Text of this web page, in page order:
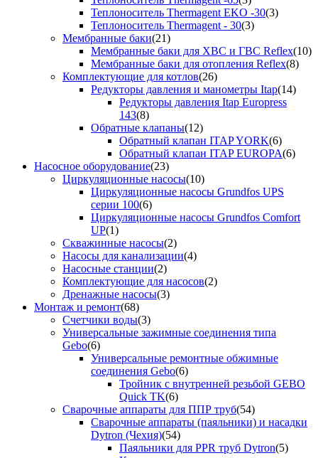
Теплоноситель Thermagent EKO -30(3)
Теплоноситель Thermagent - 30(3)
Мембранные баки(21)
Мембранные баки для ХВС и ГВС Reflex(10)
Мембранные баки для отопления Reflex(8)
Комплектующие для котлов(26)
Редукторы давления и манометры Itap(14)
Редукторы давления Itap Europress
143(8)
Обратные клапаны(12)
Обратный клапан ITAP YORK(6)
Обратный клапан ITAP EUROPA(6)
Насосное оборудование(23)
Циркуляционные насосы(10)
Циркуляционные насосы Grundfos UPS
серии 100(6)
Циркуляционные насосы Grundfos Comfort
UP(1)
Скважинные насосы(2)
Насосы для канализации(4)
Насосные станции(2)
Комплектующие для насосов(2)
Дренажные насосы(3)
Монтаж и ремонт(68)
Счетчики воды(3)
Универсальные зажимные соединения типа
Gebo(6)
Универсальные ремонтные обжимные
соединения Gebo(6)
Тройник с внутренней резьбой GEBO
Quick TK(6)
Сварочные аппараты для ППР труб(54)
Сварочные аппараты (паяльники) и насадки
Dytron (Чехия)(54)
Паяльники для PPR труб Dytron(5)